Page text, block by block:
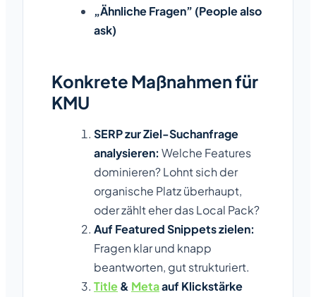
„Ähnliche Fragen” (People also
ask)
Konkrete Maßnahmen für
KMU
SERP zur Ziel-Suchanfrage
analysieren: Welche Features
dominieren? Lohnt sich der
organische Platz überhaupt,
oder zählt eher das Local Pack?
Auf Featured Snippets zielen:
Fragen klar und knapp
beantworten, gut strukturiert.
Title& Metaauf Klickstärke